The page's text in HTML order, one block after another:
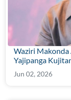
Waziri Makonda
Yajipanga
Jun 02, 2026